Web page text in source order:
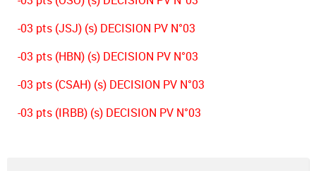
-03 pts (JSJ) (s) DECISION PV N°03
-03 pts (HBN) (s) DECISION PV N°03
-03 pts (CSAH) (s) DECISION PV N°03
-03 pts (IRBB) (s) DECISION PV N°03